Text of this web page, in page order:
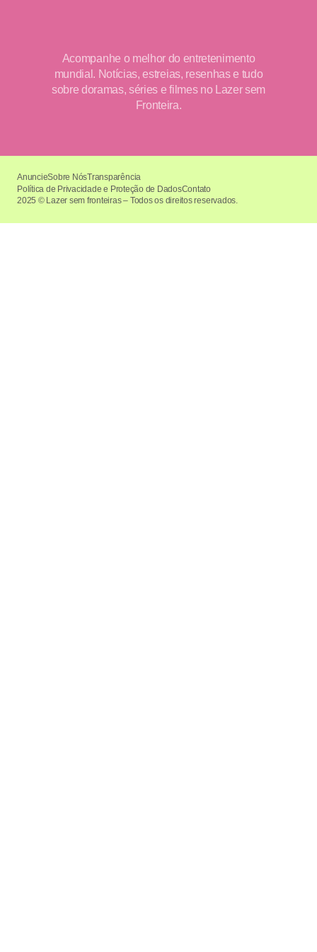
Acompanhe o melhor do entretenimento
mundial. Notícias, estreias, resenhas e tudo
sobre doramas, séries e filmes no Lazer sem
Fronteira.
2025 © Lazer sem fronteiras – Todos os direitos reservados.
AnuncieSobre NósTransparência
Política de Privacidade e Proteção de DadosContato